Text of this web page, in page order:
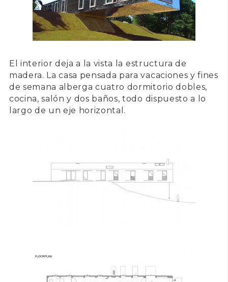
El interior deja a la vista la estructura de
madera. La casa pensada para vacaciones y fines
de semana alberga cuatro dormitorio dobles,
cocina, salón y dos baños, todo dispuesto a lo
largo de un eje horizontal.